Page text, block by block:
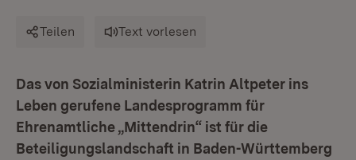
Teilen Text vorlesen
Das von Sozialministerin Katrin Altpeter ins
Leben gerufene Landesprogramm für
Ehrenamtliche „Mittendrin“ ist für die
Beteiligungslandschaft in Baden-Württemberg